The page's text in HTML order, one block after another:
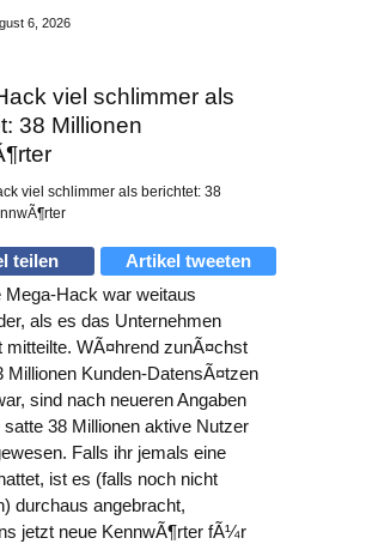
6, 2026
viel schlimmer als
38 Millionen
teilen
Artikel tweeten
Mega-Hack war weitaus
als es das Unternehmen
mitteilte. WÃ¤hrend zunÃ¤chst
Millionen Kunden-DatensÃ¤tzen
sind nach neueren Angaben
satte 38 Millionen aktive Nutzer
Falls ihr jemals eine
ist es (falls noch nicht
durchaus angebracht,
jetzt neue KennwÃ¶rter fÃ¼r